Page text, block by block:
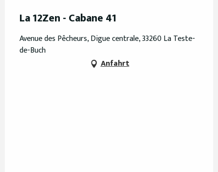
La 12Zen - Cabane 41
Avenue des Pêcheurs, Digue centrale, 33260 La Teste-
de-Buch
Anfahrt